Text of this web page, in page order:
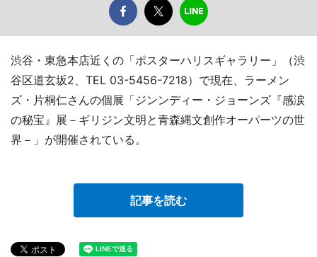
渋谷・東急本店近くの「ポスターハリスギャラリー」（渋
谷区道玄坂2、TEL 03-5456-7218）で現在、ラーメン
ズ・片桐仁さんの個展「ジンンディー・ジョーンズ『感涙
の秘宝』展－ギリジン文明と青森縄文創作オーパーツの世
界－」が開催されている。
記事を読む